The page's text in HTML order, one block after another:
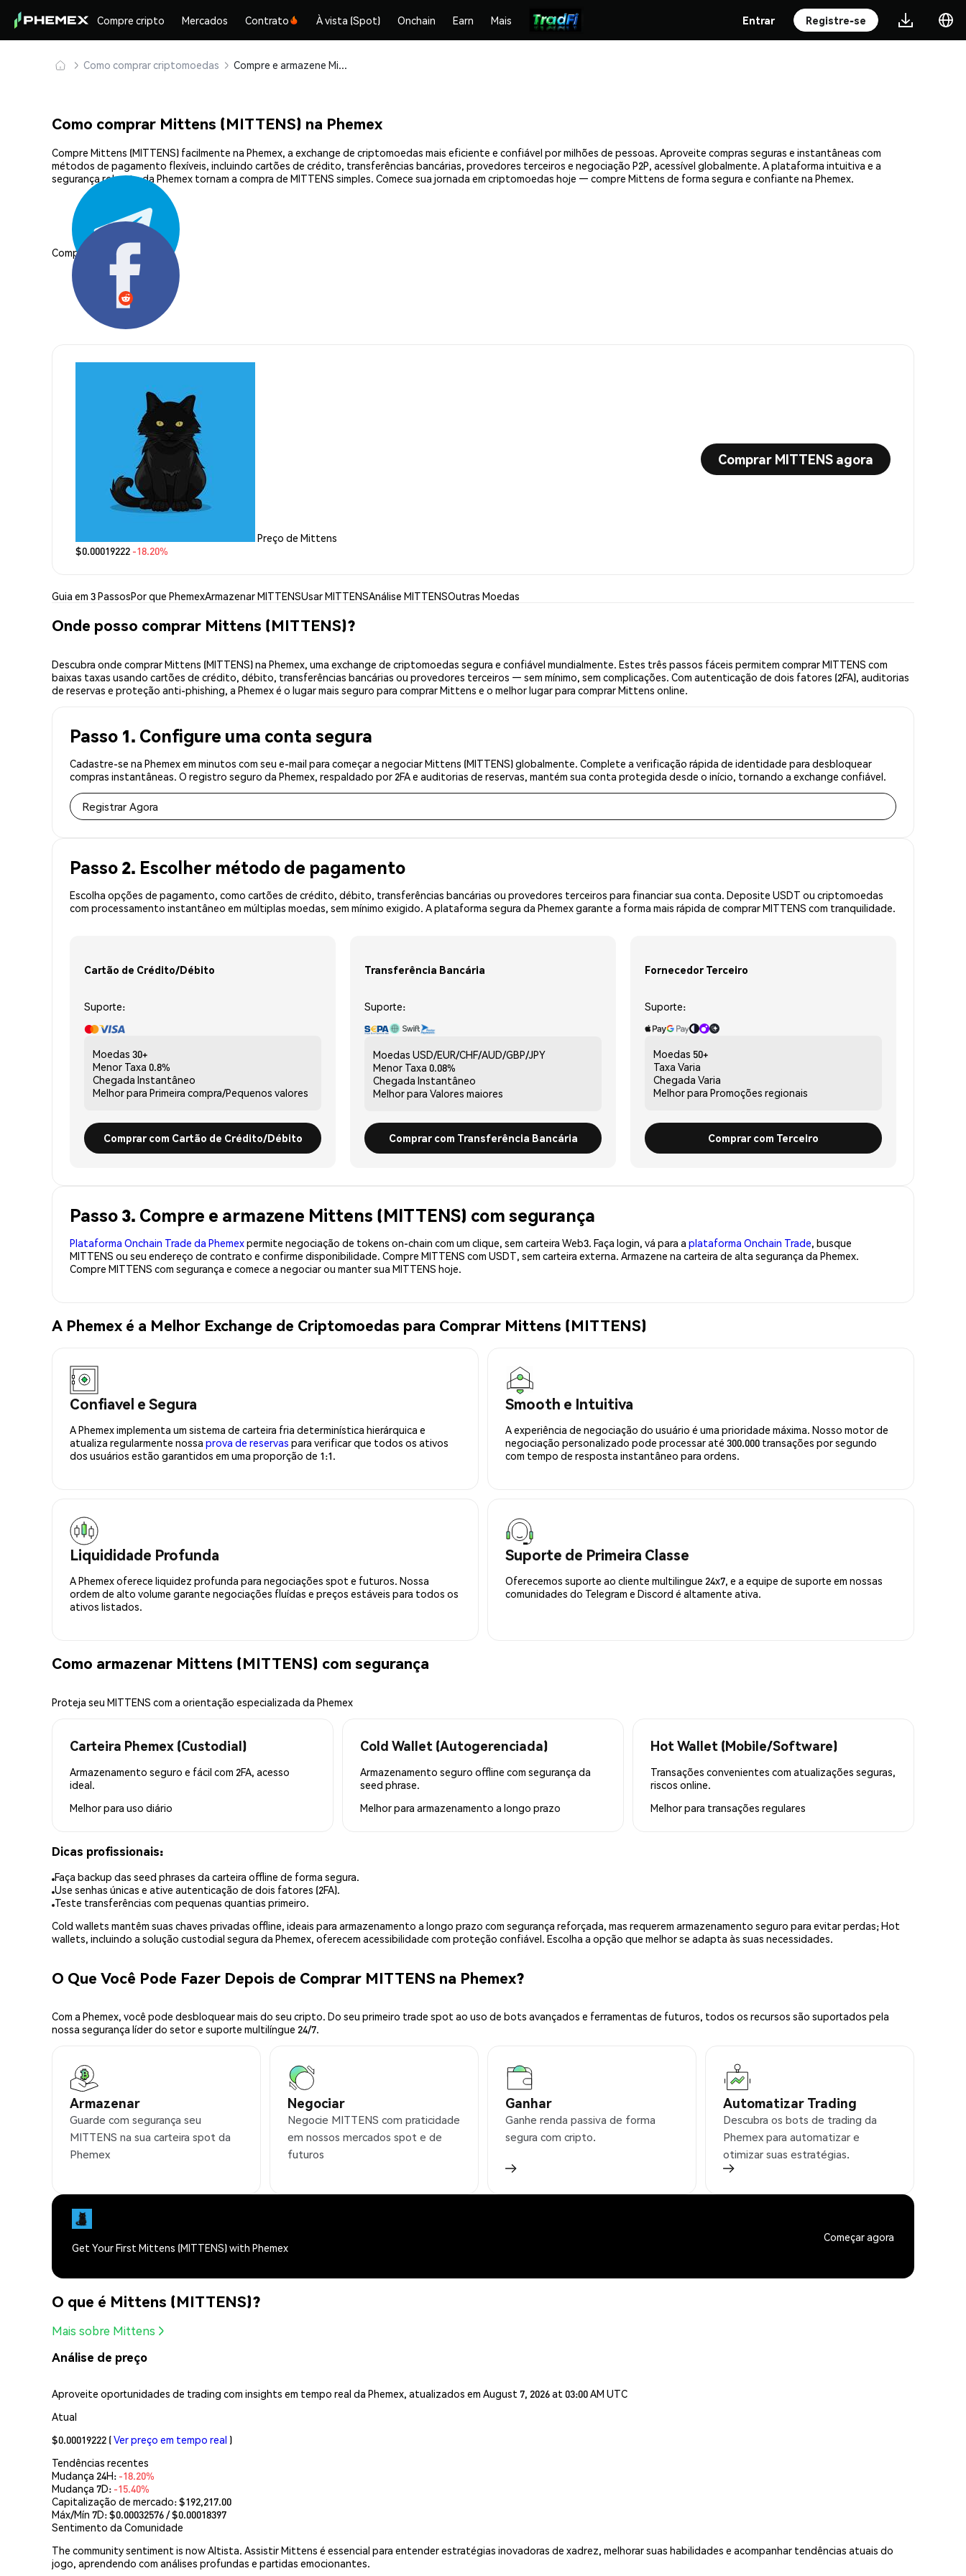
Compre cripto Mercados Contrato À vista (Spot) Onchain Earn Mais Entrar Registre-se
Como comprar criptomoedas Compre e armazene Mittens (MITTENS) com segurança
Como comprar Mittens (MITTENS) na Phemex
Compre Mittens (MITTENS) facilmente na Phemex, a exchange de criptomoedas mais eficiente e confiável por milhões de pessoas. Aproveite compras seguras e instantâneas com
métodos de pagamento flexíveis, incluindo cartões de crédito, transferências bancárias, provedores terceiros e negociação P2P, acessível globalmente. A plataforma intuitiva e a
segurança robusta da Phemex tornam a compra de MITTENS simples. Comece sua jornada em criptomoedas hoje — compre Mittens de forma segura e confiante na Phemex.
Compartilhar:
Preço de Mittens
$0.00019222 -18.20%
Comprar MITTENS agora
Guia em 3 PassosPor que PhemexArmazenar MITTENSUsar MITTENSAnálise MITTENSOutras Moedas
Onde posso comprar Mittens (MITTENS)?
Descubra onde comprar Mittens (MITTENS) na Phemex, uma exchange de criptomoedas segura e confiável mundialmente. Estes três passos fáceis permitem comprar MITTENS com
baixas taxas usando cartões de crédito, débito, transferências bancárias ou provedores terceiros — sem mínimo, sem complicações. Com autenticação de dois fatores (2FA), auditorias
de reservas e proteção anti-phishing, a Phemex é o lugar mais seguro para comprar Mittens e o melhor lugar para comprar Mittens online.
Passo 1. Configure uma conta segura
Cadastre-se na Phemex em minutos com seu e-mail para começar a negociar Mittens (MITTENS) globalmente. Complete a verificação rápida de identidade para desbloquear
compras instantâneas. O registro seguro da Phemex, respaldado por 2FA e auditorias de reservas, mantém sua conta protegida desde o início, tornando a exchange confiável.
Registrar Agora
Passo 2. Escolher método de pagamento
Escolha opções de pagamento, como cartões de crédito, débito, transferências bancárias ou provedores terceiros para financiar sua conta. Deposite USDT ou criptomoedas
com processamento instantâneo em múltiplas moedas, sem mínimo exigido. A plataforma segura da Phemex garante a forma mais rápida de comprar MITTENS com tranquilidade.
Cartão de Crédito/Débito
Suporte:
Moedas 30+
Menor Taxa 0.8%
Chegada Instantâneo
Melhor para Primeira compra/Pequenos valores
Comprar com Cartão de Crédito/Débito
Transferência Bancária
Suporte:
Moedas USD/EUR/CHF/AUD/GBP/JPY
Menor Taxa 0.08%
Chegada Instantâneo
Melhor para Valores maiores
Comprar com Transferência Bancária
Fornecedor Terceiro
Suporte:
Moedas 50+
Taxa Varia
Chegada Varia
Melhor para Promoções regionais
Comprar com Terceiro
Passo 3. Compre e armazene Mittens (MITTENS) com segurança
Plataforma Onchain Trade da Phemexpermite negociação de tokens on-chain com um clique, sem carteira Web3. Faça login, vá para a plataforma Onchain Trade, busque
MITTENS ou seu endereço de contrato e confirme disponibilidade. Compre MITTENS com USDT, sem carteira externa. Armazene na carteira de alta segurança da Phemex.
Compre MITTENS com segurança e comece a negociar ou manter sua MITTENS hoje.
A Phemex é a Melhor Exchange de Criptomoedas para Comprar Mittens (MITTENS)
Confiavel e Segura
A Phemex implementa um sistema de carteira fria determinística hierárquica e
atualiza regularmente nossa prova de reservas para verificar que todos os ativos
dos usuários estão garantidos em uma proporção de 1:1.
Smooth e Intuitiva
A experiência de negociação do usuário é uma prioridade máxima. Nosso motor de
negociação personalizado pode processar até 300.000 transações por segundo
com tempo de resposta instantâneo para ordens.
Liquididade Profunda
A Phemex oferece liquidez profunda para negociações spot e futuros. Nossa
ordem de alto volume garante negociações fluídas e preços estáveis para todos os
ativos listados.
Suporte de Primeira Classe
Oferecemos suporte ao cliente multilingue 24x7, e a equipe de suporte em nossas
comunidades do Telegram e Discord é altamente ativa.
Como armazenar Mittens (MITTENS) com segurança
Proteja seu MITTENS com a orientação especializada da Phemex
Carteira Phemex (Custodial)
Armazenamento seguro e fácil com 2FA, acesso
ideal.
Melhor para uso diário
Cold Wallet (Autogerenciada)
Armazenamento seguro offline com segurança da
seed phrase.
Melhor para armazenamento a longo prazo
Hot Wallet (Mobile/Software)
Transações convenientes com atualizações seguras,
riscos online.
Melhor para transações regulares
Dicas profissionais:
Faça backup das seed phrases da carteira offline de forma segura.
Use senhas únicas e ative autenticação de dois fatores (2FA).
Teste transferências com pequenas quantias primeiro.
Cold wallets mantêm suas chaves privadas offline, ideais para armazenamento a longo prazo com segurança reforçada, mas requerem armazenamento seguro para evitar perdas; Hot
wallets, incluindo a solução custodial segura da Phemex, oferecem acessibilidade com proteção confiável. Escolha a opção que melhor se adapta às suas necessidades.
O Que Você Pode Fazer Depois de Comprar MITTENS na Phemex?
Com a Phemex, você pode desbloquear mais do seu cripto. Do seu primeiro trade spot ao uso de bots avançados e ferramentas de futuros, todos os recursos são suportados pela
nossa segurança líder do setor e suporte multilíngue 24/7.
Armazenar
Guarde com segurança seu
MITTENS na sua carteira spot da
Phemex
Negociar
Negocie MITTENS com praticidade
em nossos mercados spot e de
futuros
Ganhar
Ganhe renda passiva de forma
segura com cripto.
Automatizar Trading
Descubra os bots de trading da
Phemex para automatizar e
otimizar suas estratégias.
Get Your First Mittens (MITTENS) with Phemex
Começar agora
O que é Mittens (MITTENS)?
Mais sobre Mittens
Análise de preço
Aproveite oportunidades de trading com insights em tempo real da Phemex, atualizados em August 7, 2026 at 03:00 AM UTC
Atual
$0.00019222 (Ver preço em tempo real )
Tendências recentes
Mudança 24H: -18.20%
Mudança 7D: -15.40%
Capitalização de mercado:$192,217.00
Máx/Mín 7D: $0.00032576/ $0.00018397
Sentimento da Comunidade
The community sentiment is now Altista. Assistir Mittens é essencial para entender estratégias inovadoras de xadrez, melhorar suas habilidades e acompanhar tendências atuais do
jogo, aprendendo com análises profundas e partidas emocionantes.